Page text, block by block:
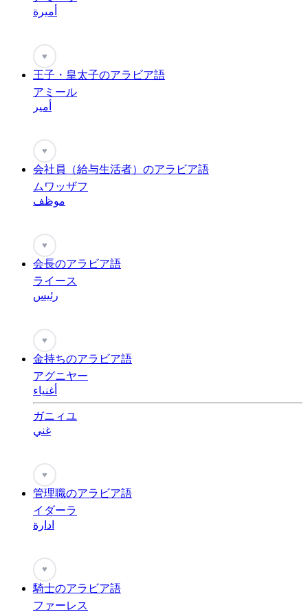
أميرة
♥
王子・皇太子のアラビア語
アミール
أمير
♥
会社員（給与生活者）のアラビア語
ムワッザフ
موظف
♥
会長のアラビア語
ライース
رئيس
♥
金持ちのアラビア語
アグニヤー
أغنياء
ガニィユ
غني
♥
管理職のアラビア語
イダーラ
ادارة
♥
騎士のアラビア語
ファーレス